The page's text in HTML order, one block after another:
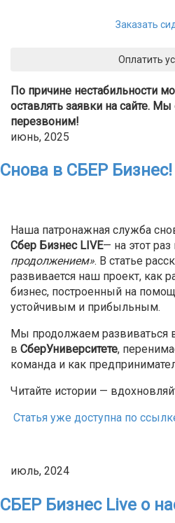
Заказать
Оплатить
По причине нестабильности
оставлять заявки на сайте. Мы
перезвоним!
июнь, 2025
Снова в СБЕР Бизнес!
Наша патронажная служба
Сбер Бизнес LIVE— на этот
продолжением». В статье
развивается наш проект, как
бизнес, построенный на
устойчивым и прибыльным.
Мы продолжаем развиваться
в СберУниверситете,
команда и как
Читайте истории —
Статья уже доступна по
июль, 2024
СБЕР Бизнес Live о